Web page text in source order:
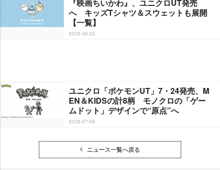
『映画ちいかわ』、ユニクロUT発売
へ キッズTシャツ＆スウェットも展開
【一覧】
2026-06-23
ユニクロ「ポケモンUT」7・24発売、M
EN＆KIDSの計8柄 モノクロの「ゲー
ムドット」デザインで“原点”へ
2026-07-08
ニュース一覧へ戻る